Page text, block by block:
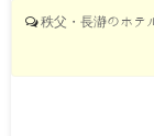
秩父・長瀞のホテ